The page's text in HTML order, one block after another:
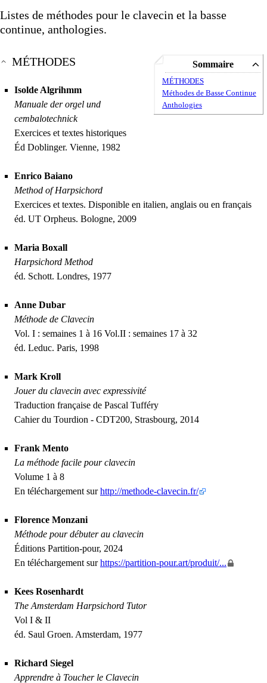
Listes de méthodes pour le clavecin et la basse
continue, anthologies.
Sommaire
MÉTHODES
Méthodes de Basse Continue
Anthologies
MÉTHODES
Isolde Algrihmm
Manuale der orgel und
cembalotechnick
Exercices et textes historiques
Éd Doblinger. Vienne, 1982
Enrico Baiano
Method of Harpsichord
Exercices et textes. Disponible en italien, anglais ou en français
éd. UT Orpheus. Bologne, 2009
Maria Boxall
Harpsichord Method
éd. Schott. Londres, 1977
Anne Dubar
Méthode de Clavecin
Vol. I : semaines 1 à 16 Vol.II : semaines 17 à 32
éd. Leduc. Paris, 1998
Mark Kroll
Jouer du clavecin avec expressivité
Traduction française de Pascal Tufféry
Cahier du Tourdion - CDT200, Strasbourg, 2014
Frank Mento
La méthode facile pour clavecin
Volume 1 à 8
En téléchargement surhttp://methode-clavecin.fr/
Florence Monzani
Méthode pour débuter au clavecin
Éditions Partition-pour, 2024
En téléchargement surhttps://partition-pour.art/produit/...
Kees Rosenhardt
The Amsterdam Harpsichord Tutor
Vol I & II
éd. Saul Groen. Amsterdam, 1977
Richard Siegel
Apprendre à Toucher le Clavecin